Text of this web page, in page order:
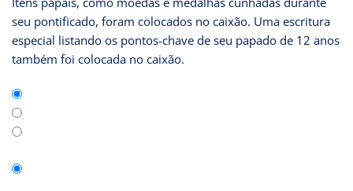
seu pontificado, foram colocados no caixão. Uma escritura
especial listando os pontos-chave de seu papado de 12 anos
também foi colocada no caixão.